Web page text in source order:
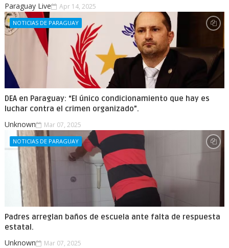
Paraguay Live Apr 14, 2025
NOTICIAS DE PARAGUAY
DEA en Paraguay: “El único condicionamiento que hay es
luchar contra el crimen organizado”.
Unknown Mar 07, 2025
NOTICIAS DE PARAGUAY
Padres arreglan baños de escuela ante falta de respuesta
estatal.
Unknown Mar 07, 2025